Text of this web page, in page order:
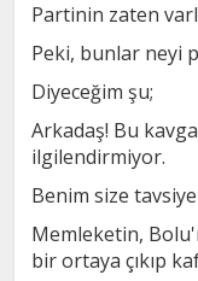
Partinin zaten
Peki, bunlar neyi
Diyeceğim şu;
Arkadaş! Bu
ilgilendirmiyor.
Benim size
Memleketin,
bir ortaya çıkıp